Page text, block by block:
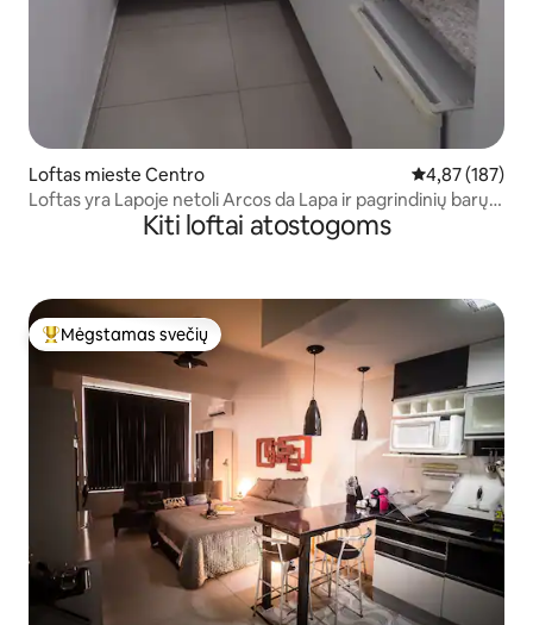
Loftas mieste Centro Vidutinis
4,87 (187)
Loftas yra Lapoje netoli Arcos da Lapa ir pagrindinių barų,
koncertų salių ir visų parduotuvių. Lengva pasiekti pietinę
zoną,paplūdimius, sambadromą ir Marakaną. Pastatas su
Kiti loftai atostogoms
Svečių mėgstamiausias
Mėgstamas svečių